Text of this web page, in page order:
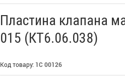
Пластина клапана
015 (КТ6.06.038)
Код товару: 1С 00126